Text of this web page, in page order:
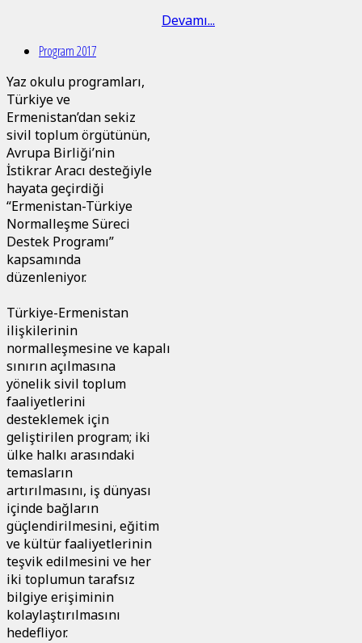
Devamı...
Program 2017
Yaz okulu programları,
Türkiye ve
Ermenistan’dan sekiz
sivil toplum örgütünün,
Avrupa Birliği’nin
İstikrar Aracı desteğiyle
hayata geçirdiği
“Ermenistan-Türkiye
Normalleşme Süreci
Destek Programı”
kapsamında
düzenleniyor.
Türkiye-Ermenistan
ilişkilerinin
normalleşmesine ve kapalı
sınırın açılmasına
yönelik sivil toplum
faaliyetlerini
desteklemek için
geliştirilen program; iki
ülke halkı arasındaki
temasların
artırılmasını, iş dünyası
içinde bağların
güçlendirilmesini, eğitim
ve kültür faaliyetlerinin
teşvik edilmesini ve her
iki toplumun tarafsız
bilgiye erişiminin
kolaylaştırılmasını
hedefliyor.